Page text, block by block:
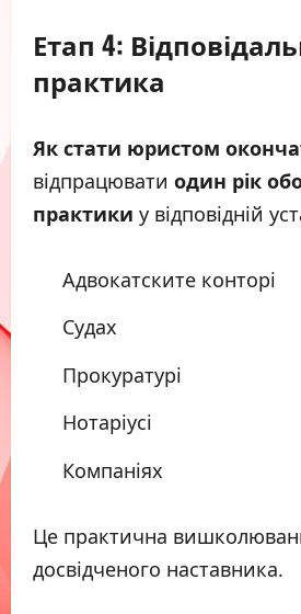
Етап 4:
практика
Як стати юристом
відпрацювати один рік
практики у відповідній
Адвокатските конторі
Судах
Прокуратурі
Нотаріусі
Компаніях
Це практична
досвідченого наставника.